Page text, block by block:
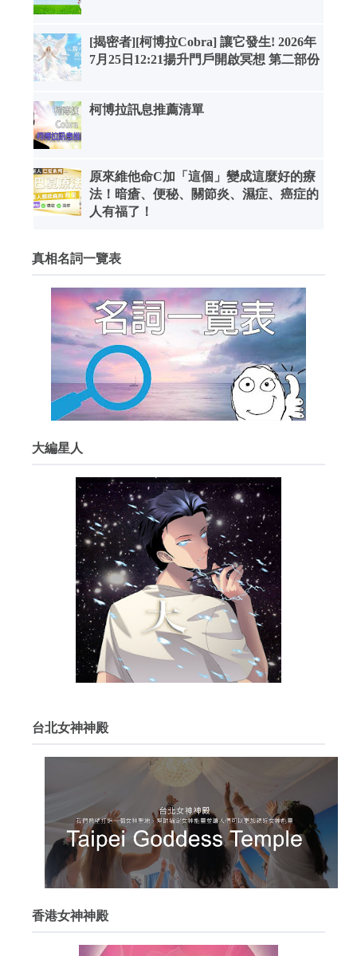
[揭密者][柯博拉Cobra] 讓它發生! 2026年
7月25日12:21揚升門戶開啟冥想 第二部份
柯博拉訊息推薦清單
原來維他命C加「這個」變成這麼好的療
法！暗瘡、便秘、關節炎、濕症、癌症的
人有福了！
真相名詞一覽表
大編星人
台北女神神殿
香港女神神殿